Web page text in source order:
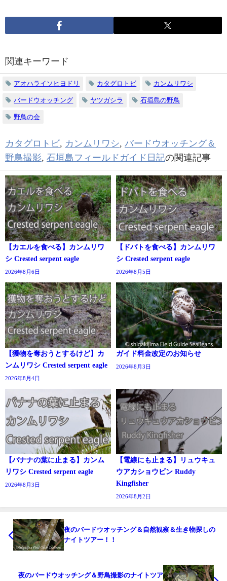
関連キーワード
アオハライソヒヨドリ カタグロトビ カンムリワシ
バードウオッチング ヤツガシラ 石垣島の野鳥
野鳥の会
カタグロトビ, カンムリワシ, バードウオッチング＆
野鳥撮影, 石垣島フィールドガイド日記の関連記事
【カエルを食べる】カンムリワ
シ Crested serpent eagle
2026年8月6日
【ドバトを食べる】カンムリワ
シ Crested serpent eagle
2026年8月5日
【獲物を奪おうとするけど】カ
ンムリワシ Crested serpent eagle
2026年8月4日
ガイド料金改定のお知らせ
2026年8月3日
【バナナの葉に止まる】カンム
リワシ Crested serpent eagle
2026年8月3日
【電線にも止まる】リュウキュ
ウアカショウビン Ruddy
Kingfisher
2026年8月2日
夜のバードウオッチング＆自然観察＆生き物探しの
ナイトツアー！！
夜のバードウオッチング＆野鳥撮影のナイトツア